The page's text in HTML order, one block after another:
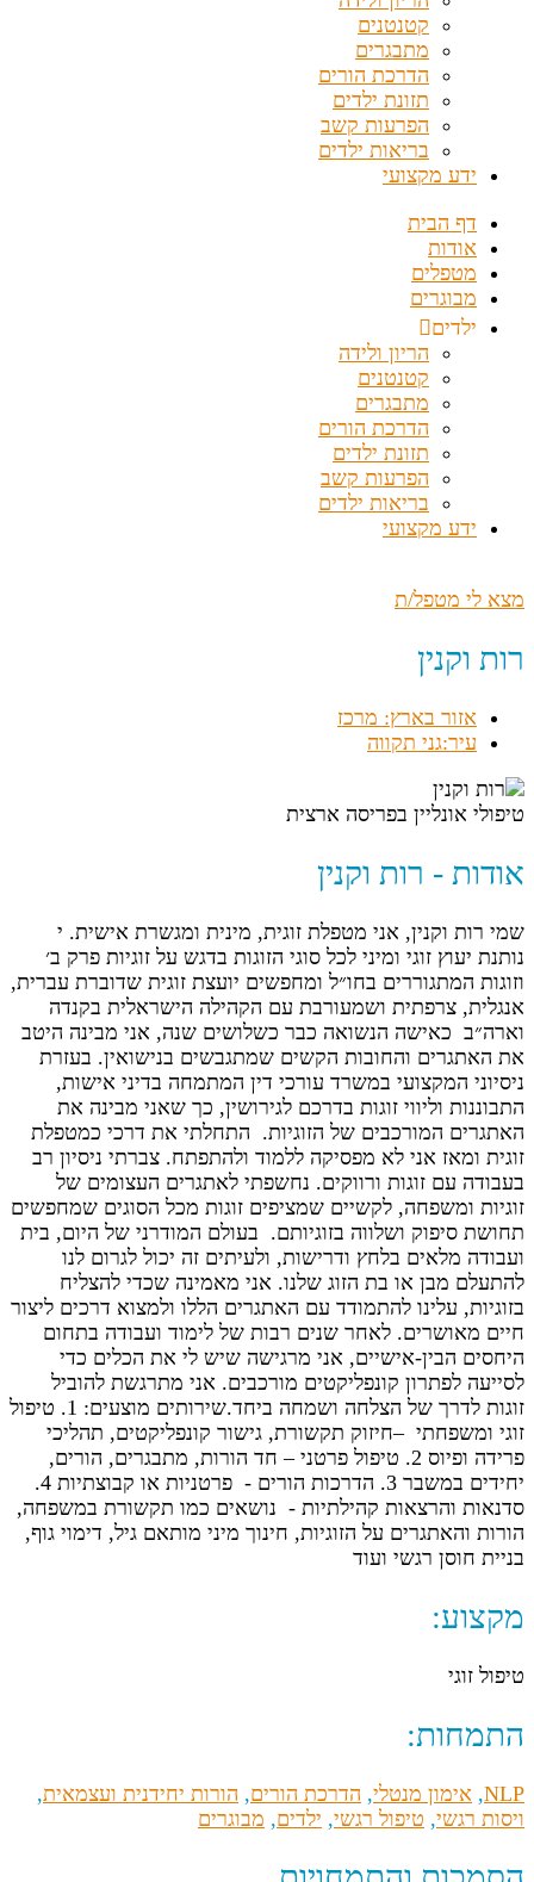
קטנטנים
מתבגרים
הדרכת הורים
תזונת ילדים
הפרעות קשב
בריאות ילדים
ידע מקצועי
דף הבית
אודות
מטפלים
מבוגרים
ילדים
הריון ולידה
קטנטנים
מתבגרים
הדרכת הורים
תזונת ילדים
הפרעות קשב
בריאות ילדים
ידע מקצועי
מצא לי מטפל/ת
רות וקנין
אזור בארץ: מרכז
עיר:גני תקווה
טיפולי אונליין בפריסה ארצית
אודות - רות וקנין
שמי רות וקנין, אני מטפלת זוגית, מינית ומגשרת אישית. י
נותנת יעוץ זוגי ומיני לכל סוגי הזוגות בדגש על זוגיות פרק ב׳
וזוגות המתגוררים בחו״ל ומחפשים יועצת זוגית שדוברת עברית,
אנגלית, צרפתית ושמעורבת עם הקהילה הישראלית בקנדה
וארה״ב ‏ כאישה הנשואה כבר כשלושים שנה, אני מבינה היטב
את האתגרים והחובות ‏הקשים שמתגבשים בנישואין. בעזרת
ניסיוני המקצועי במשרד עורכי דין ‏המתמחה בדיני אישות,
התבוננות וליווי זוגות בדרכם לגירושין, כך שאני מבינה ‏את
האתגרים המורכבים של הזוגיות. ‏ התחלתי את דרכי כמטפלת
זוגית ומאז אני לא מפסיקה ללמוד ולהתפתח. ‏צברתי ניסיון רב
בעבודה עם זוגות ורווקים. נחשפתי לאתגרים העצומים של
‏זוגיות ומשפחה, לקשיים שמציפים זוגות מכל הסוגים שמחפשים
תחושת סיפוק ‏ושלווה בזוגיותם. ‏ בעולם המודרני של היום, בית
ועבודה מלאים בלחץ ודרישות, ולעיתים זה יכול ‏לגרום לנו
להתעלם מבן או בת הזוג שלנו. אני מאמינה שכדי להצליח
בזוגיות, ‏עלינו להתמודד עם האתגרים הללו ולמצוא דרכים ליצור
חיים מאושרים. לאחר ‏שנים רבות של לימוד ועבודה בתחום
היחסים הבין-אישיים, אני מרגישה שיש ‏לי את הכלים כדי
לסייעה לפתרון קונפליקטים מורכבים. אני מתרגשת להוביל
‏זוגות לדרך של הצלחה ושמחה ביחד.‏שירותים מוצעים: ‏1.‏ טיפול
זוגי ומשפחתי ‏‎– ‎חיזוק תקשורת, גישור קונפליקטים, תהליכי
פרידה ופיוס ‏2.‏ טיפול פרטני –‏‎ ‎חד הורות,‏‎ ‎מתבגרים, הורים,
יחידים במשבר ‏3.‏ הדרכות הורים -‏‎ ‎‏ פרטניות או קבוצתיות ‏4.‏
סדנאות והרצאות קהילתיות -‏‎ ‎‏ נושאים כמו תקשורת במשפחה,
הורות והאתגרים על ‏הזוגיות, חינוך מיני מותאם גיל, דימוי גוף,
בניית חוסן רגשי ועוד ‏
מקצוע:
טיפול זוגי
התמחות:
NLP
, אימון מנטלי, הדרכת הורים, הורות יחידנית ועצמאית,
ויסות רגשי, טיפול רגשי, ילדים, מבוגרים